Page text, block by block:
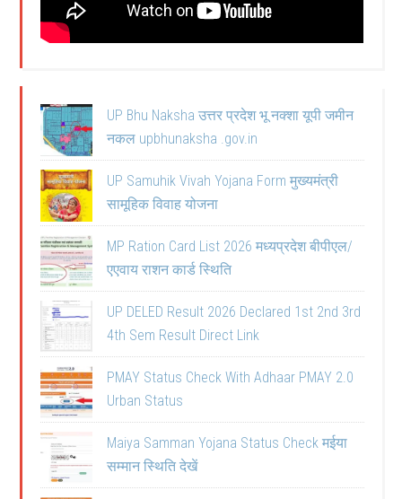
UP Bhu Naksha उत्तर प्रदेश भू नक्शा यूपी जमीन
नकल upbhunaksha .gov.in
UP Samuhik Vivah Yojana Form मुख्यमंत्री
सामूहिक विवाह योजना
MP Ration Card List 2026 मध्यप्रदेश बीपीएल/
एएवाय राशन कार्ड स्थिति
UP DELED Result 2026 Declared 1st 2nd 3rd
4th Sem Result Direct Link
PMAY Status Check With Adhaar PMAY 2.0
Urban Status
Maiya Samman Yojana Status Check मईया
सम्मान स्थिति देखें